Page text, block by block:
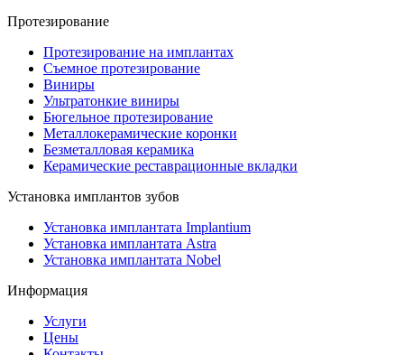
Протезирование
Протезирование на имплантах
Съемное протезирование
Виниры
Ультратонкие виниры
Бюгельное протезирование
Металлокерамические коронки
Безметалловая керамика
Керамические реставрационные вкладки
Установка имплантов зубов
Установка имплантата Implantium
Установка имплантата Astra
Установка имплантата Nobel
Информация
Услуги
Цены